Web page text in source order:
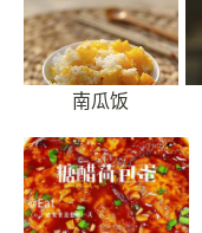
南瓜饭